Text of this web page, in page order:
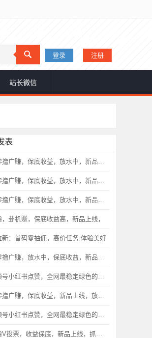
登录 注册
站长微信
表
浅草趣答，零撸广赚，保底收益，放水中，新品上线，
满金科技，零撸广赚，保底收益，放水中，新品上线，
古文盒子，零撸广赚，保底收益，放水中，新品上线，
卦机赚，保底收益高，新品上线，
新：首码零抽佣，高价任务.体验美好
指尖有金，零撸广赚，放水中，保底收益，新品上线，
发财稳定视频号小红书点赞，全网最稳定绿色的项目，小红书启动
禾河出品，零撸广赚，保底收益，新品上线，放水中
发财稳定视频号小红书点赞，全网最稳定绿色的项目，小红书启动
可乐帮，零撸V投票，收益保底，新品上线，抓紧上车，